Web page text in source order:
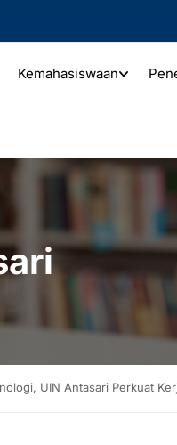
Kemahasiswaan
UIN Antasari Perkuat